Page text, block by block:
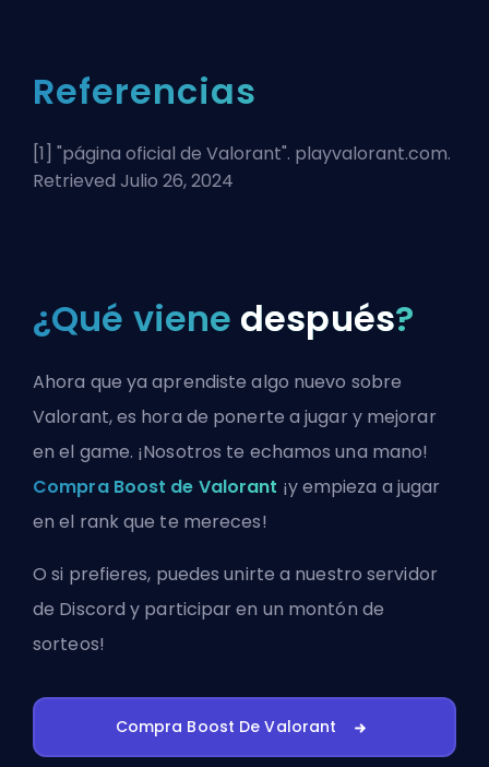
Referencias
[1] "página oficial de Valorant". playvalorant.com.
Retrieved Julio 26, 2024
¿Qué viene después?
Ahora que ya aprendiste algo nuevo sobre
Valorant, es hora de ponerte a jugar y mejorar
en el game. ¡Nosotros te echamos una mano!
Compra Boost de Valorant ¡y empieza a jugar
en el rank que te mereces!
O si prefieres, puedesunirte a nuestro servidor
de Discord y participar en un montón de
sorteos!
Compra Boost De Valorant